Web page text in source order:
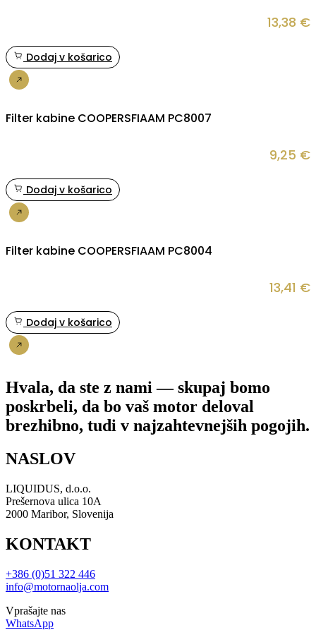
13,38 €
Dodaj v košarico
Filter kabine COOPERSFIAAM PC8007
9,25 €
Dodaj v košarico
Filter kabine COOPERSFIAAM PC8004
13,41 €
Dodaj v košarico
Hvala, da ste z nami — skupaj bomo
poskrbeli, da bo vaš motor deloval
brezhibno, tudi v najzahtevnejših pogojih.
NASLOV
LIQUIDUS, d.o.o.
Prešernova ulica 10A
2000 Maribor, Slovenija
KONTAKT
+386 (0)51 322 446
info@motornaolja.com
Vprašajte nas
WhatsApp